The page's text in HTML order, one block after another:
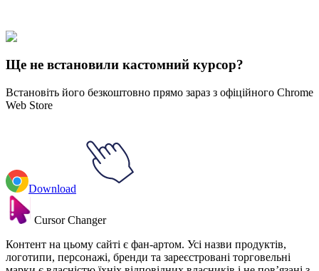
Регулярні виставки
Hi Five Ghost
Ще не встановили кастомний курсор?
Встановіть його безкоштовно прямо зараз з офіційного Chrome
Web Store
Download
Cursor Changer
Контент на цьому сайті є фан-артом. Усі назви продуктів,
логотипи, персонажі, бренди та зареєстровані торговельні